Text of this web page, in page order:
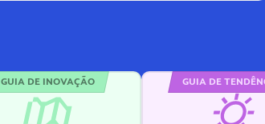
GUIA DE INOVAÇÃO GUIA DE